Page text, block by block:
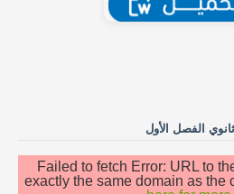
ثانوي الفصل الأول
Failed to fetch Error: URL to
exactly the same domain as the